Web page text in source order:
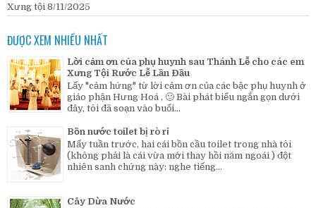
Xưng tội 8/11/2025
ĐƯỢC XEM NHIỀU NHẤT
Lời cảm ơn của phụ huynh sau Thánh Lễ cho các em
Xưng Tội Rước Lễ Lần Đầu
Lấy "cảm hứng" từ lời cảm ơn của các bậc phụ huynh ở
giáo phận Hưng Hoá , 🙂 Bài phát biểu ngắn gọn dưới
đây, tôi đã soạn vào buổi...
Bồn nước toilet bị rò rỉ
Mấy tuần trước, hai cái bồn cầu toilet trong nhà tôi
(không phải là cái vừa mới thay hồi năm ngoái ) đột
nhiên sanh chứng này: nghe tiếng...
Cây Dừa Nước